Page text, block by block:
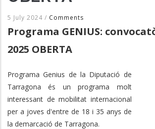
5 July 2024 / Comments
Programa GENIUS:
2025 OBERTA
Programa Genius de la Diputació de
Tarragona és un programa molt
interessant de mobilitat internacional
per a joves d'entre de 18 i 35 anys de
la demarcació de Tarragona.